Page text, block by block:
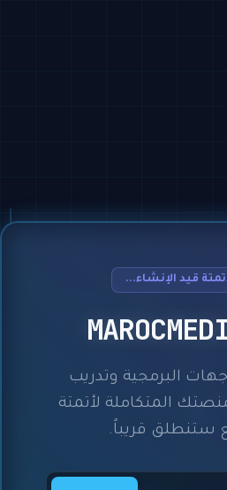
قيد الإنشاء...
البرمجية وتدريب
المتكاملة لأتمتة
ستنطلق قريباً.